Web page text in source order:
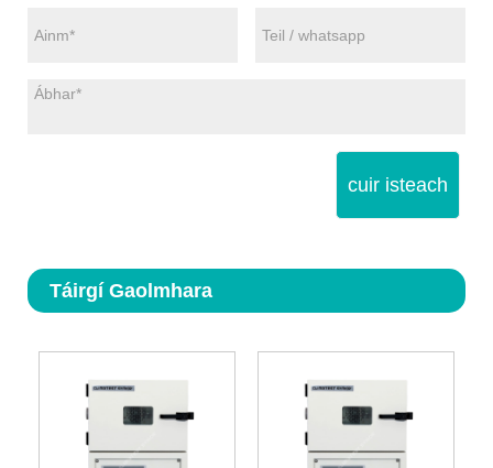
cuir isteach
Táirgí Gaolmhara